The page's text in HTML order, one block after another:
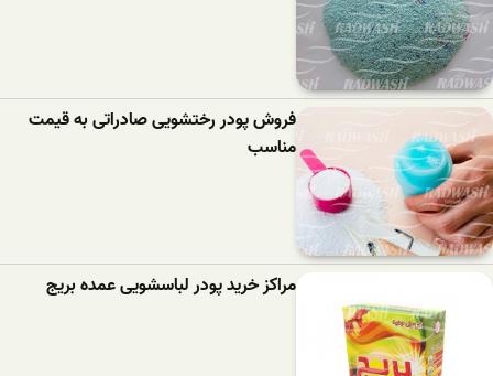
فروش پودر رختشویی صادراتی به قیمت
مناسب
مراکز خرید پودر لباسشویی عمده بریج